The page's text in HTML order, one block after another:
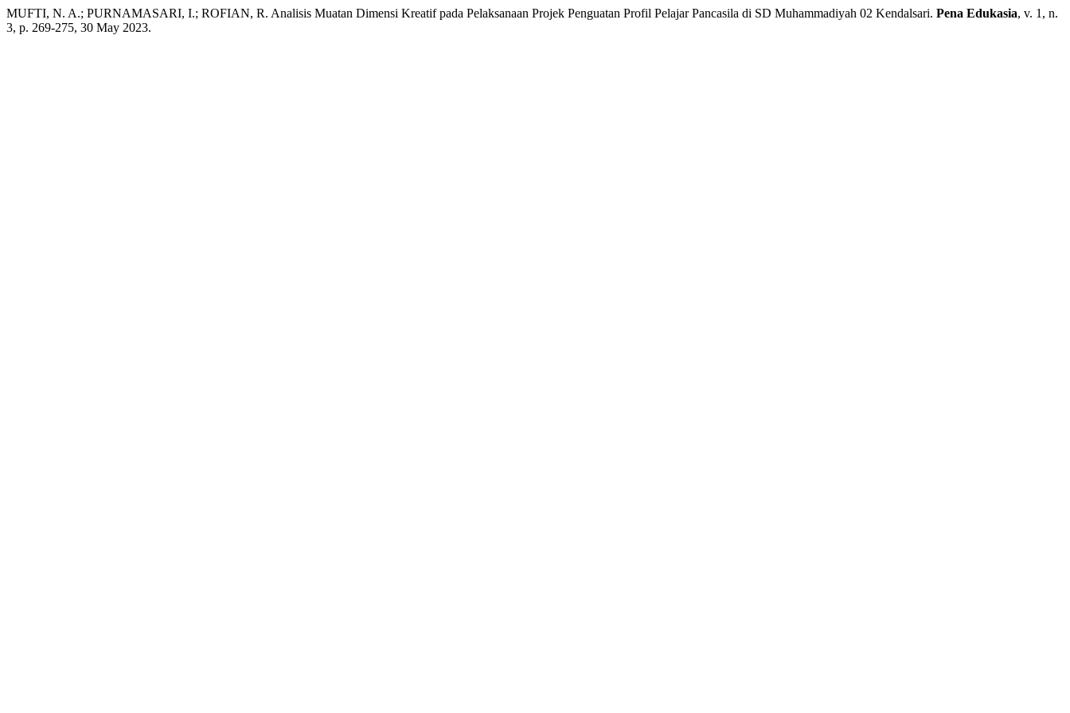
MUFTI, N. A.; PURNAMASARI, I.; ROFIAN, R. Analisis Muatan Dimensi Kreatif pada Pelaksanaan Projek Penguatan Profil Pelajar Pancasila di SD Muhammadiyah 02 Kendalsari. Pena Edukasia, v. 1, n.
3, p. 269-275, 30 May 2023.